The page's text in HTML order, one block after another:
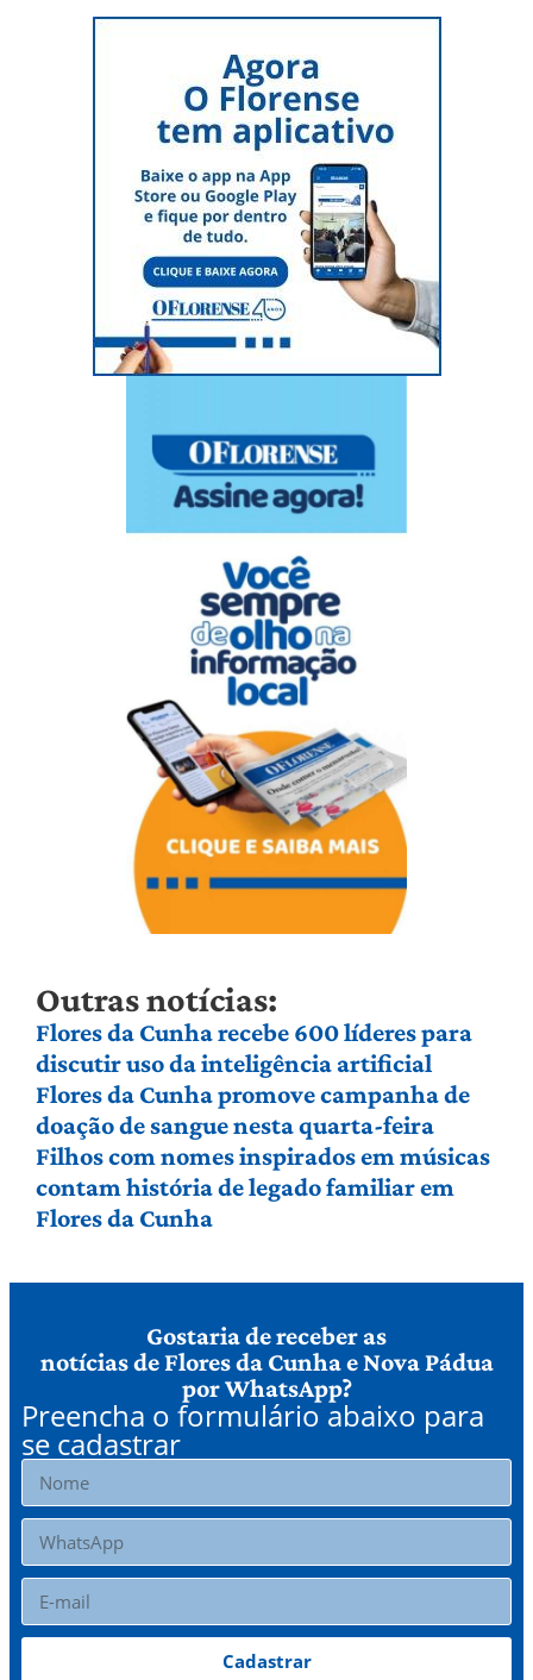
Outras notícias:
Flores da Cunha recebe 600 líderes para
discutir uso da inteligência artificial
Flores da Cunha promove campanha de
doação de sangue nesta quarta-feira
Filhos com nomes inspirados em músicas
contam história de legado familiar em
Flores da Cunha
Gostaria de receber as
notícias de Flores da Cunha e Nova Pádua
por WhatsApp?
Preencha o formulário abaixo para
se cadastrar
Cadastrar